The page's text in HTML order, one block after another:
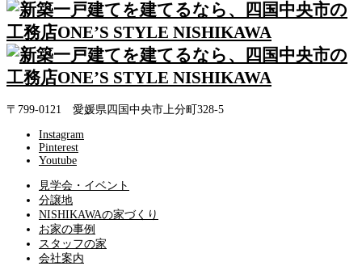
〒799-0121 愛媛県四国中央市上分町328-5
Instagram
Pinterest
Youtube
見学会・イベント
分譲地
NISHIKAWAの家づくり
お家の事例
スタッフの家
会社案内